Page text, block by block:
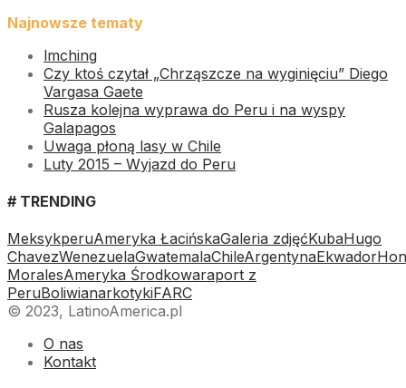
Najnowsze tematy
lmching
Czy ktoś czytał „Chrząszcze na wyginięciu” Diego
Vargasa Gaete
Rusza kolejna wyprawa do Peru i na wyspy
Galapagos
Uwaga płoną lasy w Chile
Luty 2015 – Wyjazd do Peru
# TRENDING
MeksykperuAmeryka ŁacińskaGaleria zdjęćKubaHugo
ChavezWenezuelaGwatemalaChileArgentynaEkwador
MoralesAmeryka Środkowaraport z
PeruBoliwianarkotykiFARC
© 2023, LatinoAmerica.pl
O nas
Kontakt